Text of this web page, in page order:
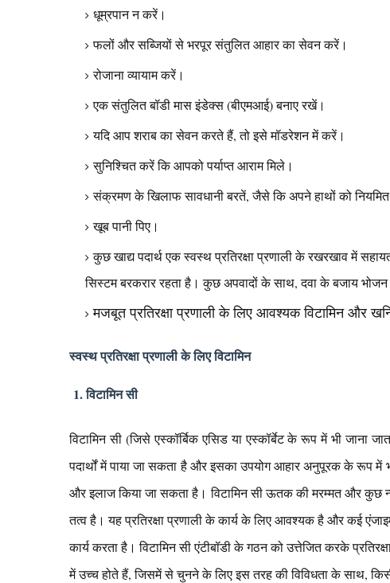
धूम्रपान न करें।
फलों और सब्जियों से भरपूर संतुलित आहार का सेवन करें।
रोजाना व्यायाम करें।
एक संतुलित बॉडी मास इंडेक्स (बीएमआई) बनाए रखें।
यदि आप शराब का सेवन करते हैं, तो इसे मॉडरेशन में करें।
सुनिश्चित करें कि आपको पर्याप्त आराम मिले।
संक्रमण के खिलाफ सावधानी बरतें, जैसे कि अपने हाथों को
खूब पानी पिए।
कुछ खाद्य पदार्थ एक स्वस्थ प्रतिरक्षा प्रणाली के रखरखाव में
सिस्टम बरकरार रहता है। कुछ अपवादों के साथ, दवा के बजाय भोजन
मजबूत प्रतिरक्षा प्रणाली के लिए आवश्यक विटामिन और
स्वस्थ प्रतिरक्षा प्रणाली के लिए विटामिन
1. विटामिन सी
विटामिन सी (जिसे एस्कॉर्बिक एसिड या एस्कॉर्बेट के रूप में भी जाना
पदार्थों में पाया जा सकता है और इसका उपयोग आहार अनुपूरक के रूप में
और इलाज किया जा सकता है। विटामिन सी ऊतक की मरम्मत और
तत्व है। यह प्रतिरक्षा प्रणाली के कार्य के लिए आवश्यक है और कई
कार्य करता है। विटामिन सी एंटीबॉडी के गठन को उत्तेजित करके
में उच्च होते हैं, जिसमें से चुनने के लिए इस तरह की विविधता के साथ,